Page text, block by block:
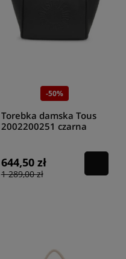
-50%
Torebka damska Tous
2002200251 czarna
644,50 zł
1 289,00 zł